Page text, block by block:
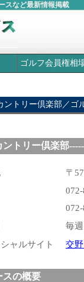
スなど最新情報掲載
ゴルフ会員権相
ントリー倶楽部／
ントリー倶楽部
〒
毎
ャルサイト
交
の概要